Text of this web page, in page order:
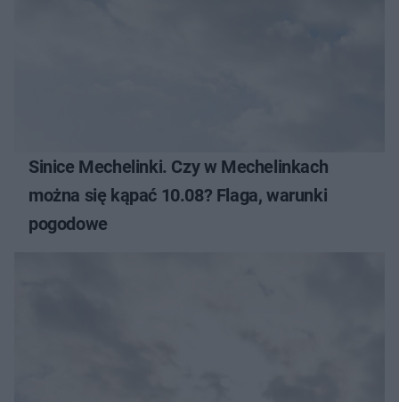
Sinice Mechelinki. Czy w Mechelinkach
można się kąpać 10.08? Flaga, warunki
pogodowe